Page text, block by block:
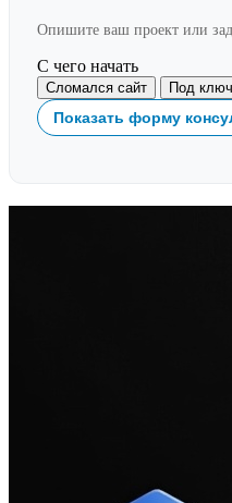
Опишите ваш проект или
С чего начать
Сломался сайт Под ключ
Показать форму